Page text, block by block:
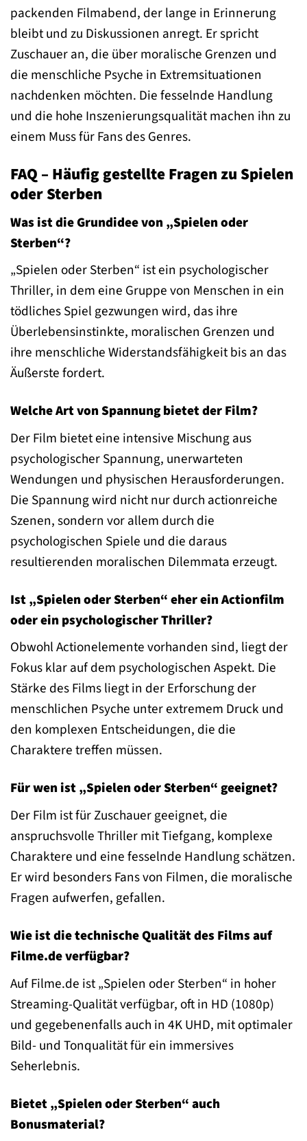
packenden Filmabend, der lange in Erinnerung
bleibt und zu Diskussionen anregt. Er spricht
Zuschauer an, die über moralische Grenzen und
die menschliche Psyche in Extremsituationen
nachdenken möchten. Die fesselnde Handlung
und die hohe Inszenierungsqualität machen ihn zu
einem Muss für Fans des Genres.
FAQ – Häufig gestellte Fragen zu Spielen
oder Sterben
Was ist die Grundidee von „Spielen oder
Sterben“?
„Spielen oder Sterben“ ist ein psychologischer
Thriller, in dem eine Gruppe von Menschen in ein
tödliches Spiel gezwungen wird, das ihre
Überlebensinstinkte, moralischen Grenzen und
ihre menschliche Widerstandsfähigkeit bis an das
Äußerste fordert.
Welche Art von Spannung bietet der Film?
Der Film bietet eine intensive Mischung aus
psychologischer Spannung, unerwarteten
Wendungen und physischen Herausforderungen.
Die Spannung wird nicht nur durch actionreiche
Szenen, sondern vor allem durch die
psychologischen Spiele und die daraus
resultierenden moralischen Dilemmata erzeugt.
Ist „Spielen oder Sterben“ eher ein Actionfilm
oder ein psychologischer Thriller?
Obwohl Actionelemente vorhanden sind, liegt der
Fokus klar auf dem psychologischen Aspekt. Die
Stärke des Films liegt in der Erforschung der
menschlichen Psyche unter extremem Druck und
den komplexen Entscheidungen, die die
Charaktere treffen müssen.
Für wen ist „Spielen oder Sterben“ geeignet?
Der Film ist für Zuschauer geeignet, die
anspruchsvolle Thriller mit Tiefgang, komplexe
Charaktere und eine fesselnde Handlung schätzen.
Er wird besonders Fans von Filmen, die moralische
Fragen aufwerfen, gefallen.
Wie ist die technische Qualität des Films auf
Filme.de verfügbar?
Auf Filme.de ist „Spielen oder Sterben“ in hoher
Streaming-Qualität verfügbar, oft in HD (1080p)
und gegebenenfalls auch in 4K UHD, mit optimaler
Bild- und Tonqualität für ein immersives
Seherlebnis.
Bietet „Spielen oder Sterben“ auch
Bonusmaterial?